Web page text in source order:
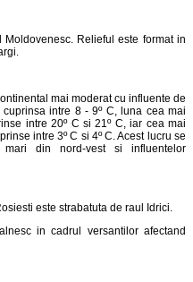
Relieful este format in
mai moderat cu influente de
intre 8 - 9º C, luna cea mai
intre 20º C si 21º C, iar cea mai
intre 3º C si 4º C. Acest lucru se
din nord-vest si influentelor
este strabatuta de raul Idrici.
in cadrul versantilor afectand